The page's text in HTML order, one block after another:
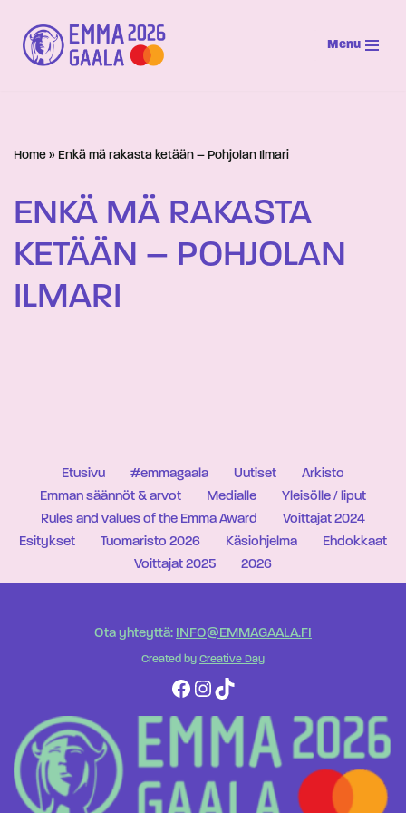
Siirry
suoraan
Menu
Home » Enkä mä rakasta ketään – Pohjolan Ilmari
ENKÄ MÄ RAKASTA
KETÄÄN – POHJOLAN
ILMARI
Etusivu #emmagaala Uutiset
Arkisto
Emman säännöt & arvot
Medialle
Yleisölle / liput
Rules and values of the Emma Award
Voittajat 2024
Esitykset
Tuomaristo 2026 Käsiohjelma
Ehdokkaat
Voittajat 2025
2026
Ota yhteyttä: INFO@EMMAGAALA.FI
Created by Creative Day